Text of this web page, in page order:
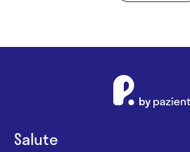
Salute